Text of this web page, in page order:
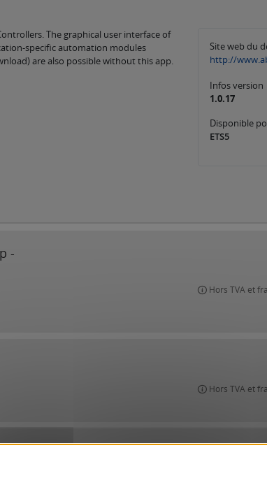
The graphical user interface of
specific automation modules
are also possible without this app.
Site web du
http://
Infos version
1.0.17
Disponible
ETS5
-
Hors TVA et
Hors TVA et